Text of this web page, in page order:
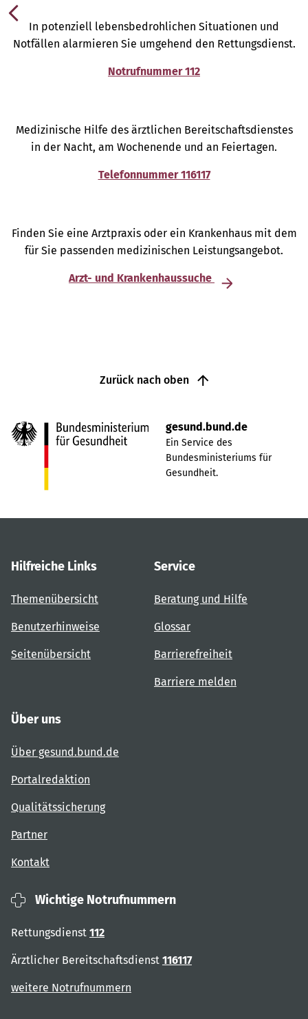
In potenziell lebensbedrohlichen Situationen und
Notfällen alarmieren Sie umgehend den Rettungsdienst.
Notrufnummer 112
Medizinische Hilfe des ärztlichen Bereitschaftsdienstes
in der Nacht, am Wochenende und an Feiertagen.
Telefonnummer 116117
Finden Sie eine Arztpraxis oder ein Krankenhaus mit dem
für Sie passenden medizinischen Leistungsangebot.
Arzt- und Krankenhaussuche
Zurück nach oben
gesund.bund.de
Ein Service des
Bundesministeriums für
Gesundheit.
Hilfreiche Links
Themenübersicht
Benutzerhinweise
Seitenübersicht
Service
Beratung und Hilfe
Glossar
Barrierefreiheit
Barriere melden
Über uns
Über gesund.bund.de
Portalredaktion
Qualitätssicherung
Partner
Kontakt
Wichtige Notrufnummern
Rettungsdienst 112
Ärztlicher Bereitschaftsdienst 116117
weitere Notrufnummern